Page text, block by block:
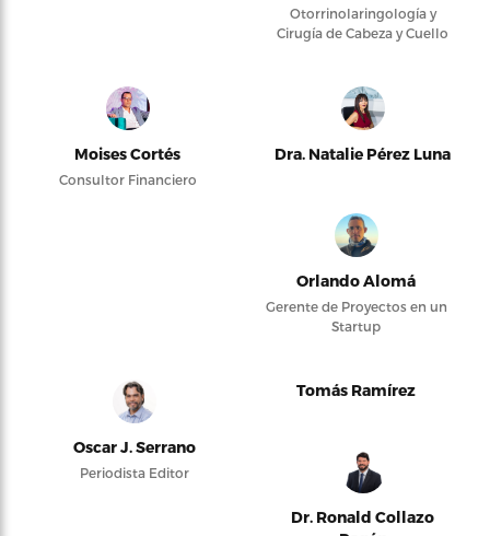
Otorrinolaringología y
Cirugía de Cabeza y Cuello
Moises Cortés
Consultor Financiero
Dra. Natalie Pérez Luna
Orlando Alomá
Gerente de Proyectos en un
Startup
Oscar J. Serrano
Periodista Editor
Tomás Ramírez
Dr. Ronald Collazo